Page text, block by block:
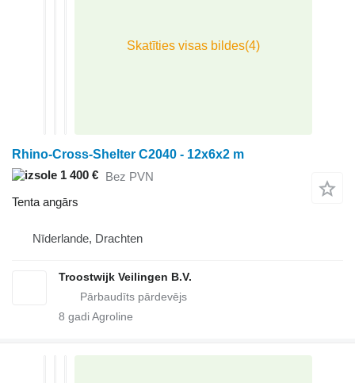
Rhino-Cross-Shelter C2040 - 12x6x2 m
1 400 € Bez PVN
Tenta angārs
Nīderlande, Drachten
Troostwijk Veilingen B.V.
8 gadi Agroline